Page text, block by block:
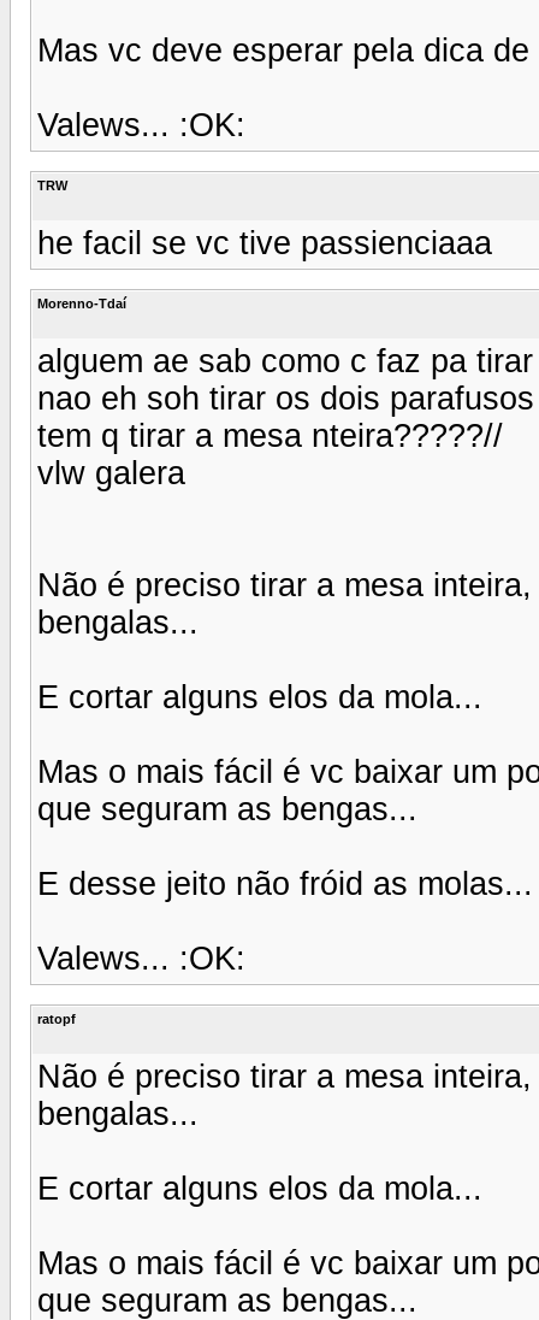
Mas vc deve esperar pela dica
Valews... :OK:
TRW
he facil se vc tive passienciaaa
Morenno-Tdaí
alguem ae sab como c faz pa
nao eh soh tirar os dois
tem q tirar a mesa nteira?????//
vlw galera
Não é preciso tirar a mesa
bengalas...
E cortar alguns elos da mola...
Mas o mais fácil é vc baixar um
que seguram as bengas...
E desse jeito não fróid as molas...
Valews... :OK:
ratopf
Não é preciso tirar a mesa
bengalas...
E cortar alguns elos da mola...
Mas o mais fácil é vc baixar um
que seguram as bengas...